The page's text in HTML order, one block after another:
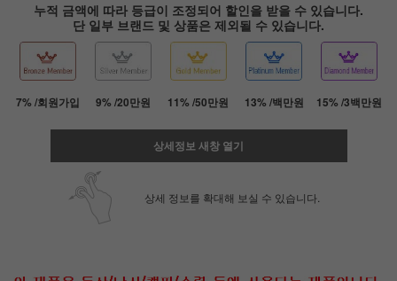
누적 금액에 따라 등급이 조정되어 할인을 받을 수 있습니다.
단 일부 브랜드 및 상품은 제외될 수 있습니다.
7% /회원가입 9% /20만원 11% /50만원 13% /백만원 15% /3백만원
상세정보 새창 열기
상세 정보를 확대해 보실 수 있습니다.